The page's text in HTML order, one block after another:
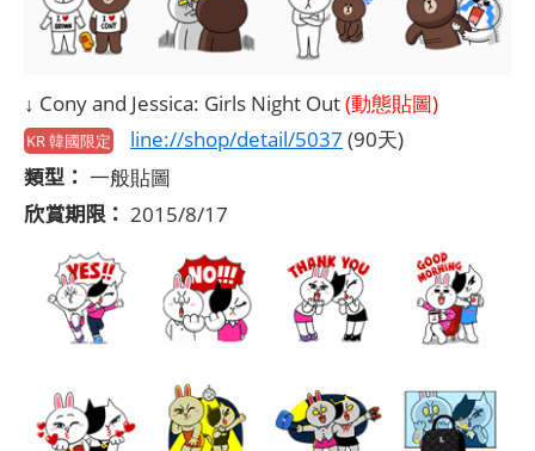
↓ Cony and Jessica: Girls Night Out(動態貼圖)
KR 韓國限定 line://shop/detail/5037 (90天)
類型： 一般貼圖
欣賞期限： 2015/8/17